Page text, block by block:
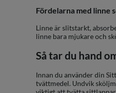
Fördelarna med linne
Linne är slitstarkt,
linne bara mjukare och
Så tar du hand
Innan du använder din
tvättmedel. Undvik